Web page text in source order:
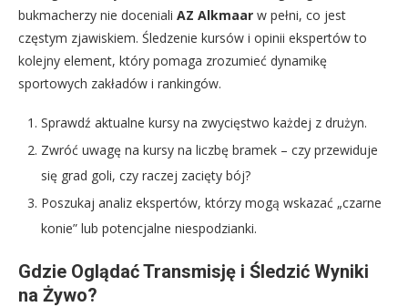
bukmacherzy nie doceniali AZ Alkmaar w pełni, co jest
częstym zjawiskiem. Śledzenie kursów i opinii ekspertów to
kolejny element, który pomaga zrozumieć dynamikę
sportowych zakładów i rankingów.
Sprawdź aktualne kursy na zwycięstwo każdej z drużyn.
Zwróć uwagę na kursy na liczbę bramek – czy przewiduje
się grad goli, czy raczej zacięty bój?
Poszukaj analiz ekspertów, którzy mogą wskazać „czarne
konie” lub potencjalne niespodzianki.
Gdzie Oglądać Transmisję i Śledzić Wyniki
na Żywo?